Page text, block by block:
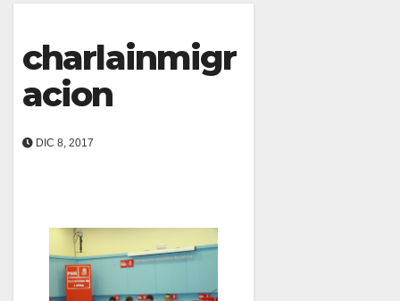
charlainmigr
acion
DIC 8, 2017